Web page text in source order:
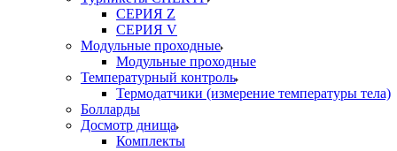
СЕРИЯ Z
СЕРИЯ V
Модульные проходные
Модульные проходные
Температурный контроль
Термодатчики (измерение температуры тела)
Болларды
Досмотр днища
Комплекты